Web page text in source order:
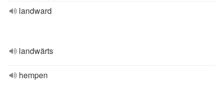
landward
landwärts
hempen